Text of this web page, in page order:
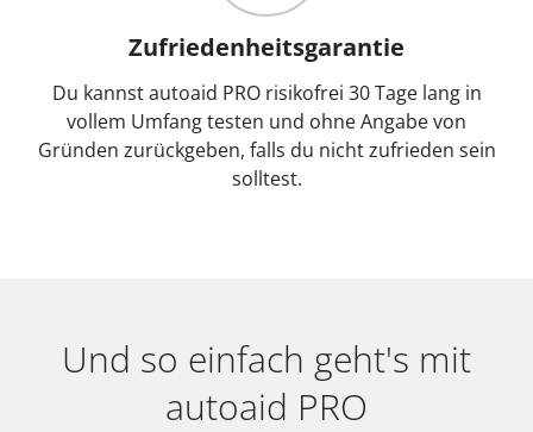
Zufriedenheitsgarantie
Du kannst autoaid PRO risikofrei 30 Tage lang in
vollem Umfang testen und ohne Angabe von
Gründen zurückgeben, falls du nicht zufrieden sein
solltest.
Und so einfach geht's mit
autoaid PRO